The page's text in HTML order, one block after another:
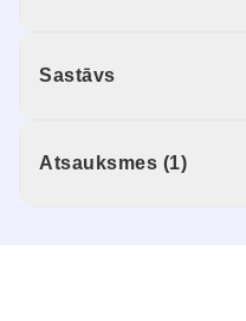
Sastāvs
Atsauksmes (1)